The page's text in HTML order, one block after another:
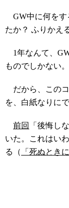
GW中に何をす
たか？ ふりかえ
1年なんて、
ものでしかない
だから、このコ
を、白紙なりに
前回
「後悔し
いた。これはい
る（
「死ぬとき